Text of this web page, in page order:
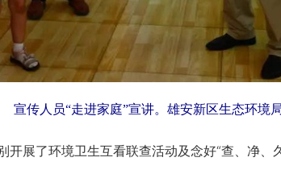
宣传人员“走进家庭”宣讲。雄安新区生态环境
展了环境卫生互看联查活动及念好“查、净、